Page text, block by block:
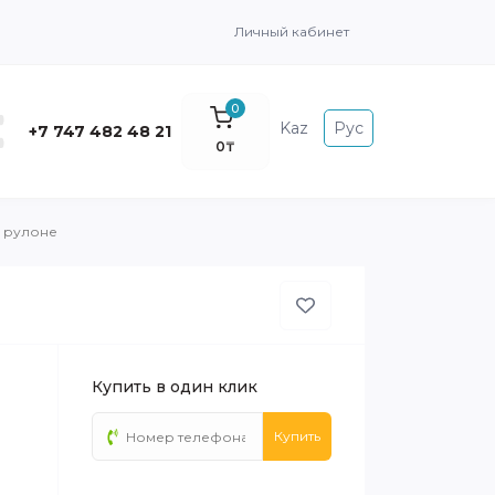
Личный кабинет
+7 747 482 48 21
0
0₸
Kaz Рус
рулоне
Купить в один клик
Купить